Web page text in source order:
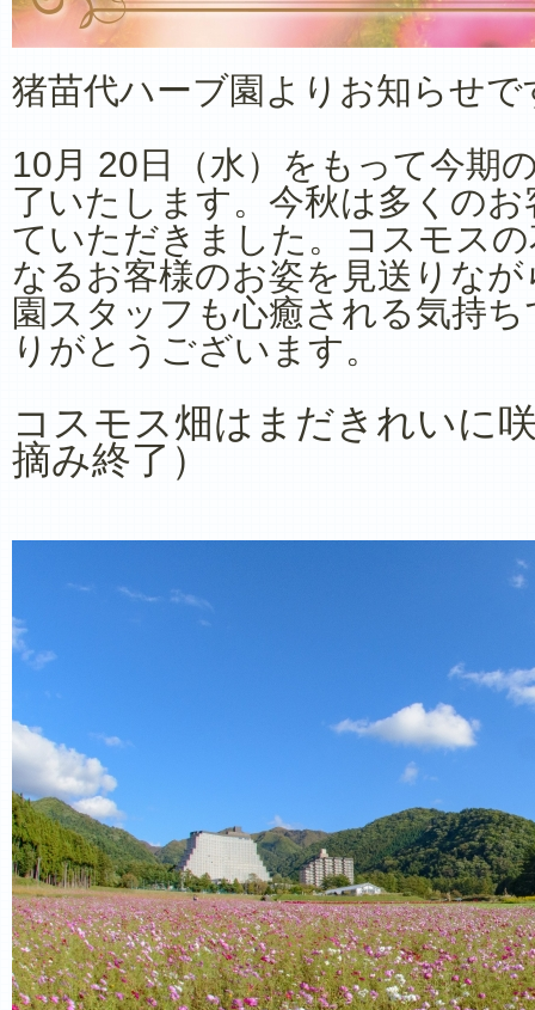
猪苗代ハーブ園よりお知らせで
10月 20日（水）をもって今期
了いたします。今秋は多くの
ていただきました。コスモス
なるお客様のお姿を見送りな
園スタッフも心癒される気持
りがとうございます。
コスモス畑はまだきれいに
摘み終了）